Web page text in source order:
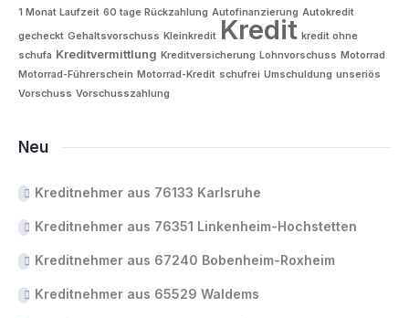
1 Monat Laufzeit 60 tage Rückzahlung Autofinanzierung Autokredit
gecheckt Gehaltsvorschuss Kleinkredit Kredit kredit ohne
schufa Kreditvermittlung Kreditversicherung Lohnvorschuss Motorrad
Motorrad-Führerschein Motorrad-Kredit schufrei Umschuldung unseriös
Vorschuss Vorschusszahlung
Neu
Kreditnehmer aus 76133 Karlsruhe
Kreditnehmer aus 76351 Linkenheim-Hochstetten
Kreditnehmer aus 67240 Bobenheim-Roxheim
Kreditnehmer aus 65529 Waldems